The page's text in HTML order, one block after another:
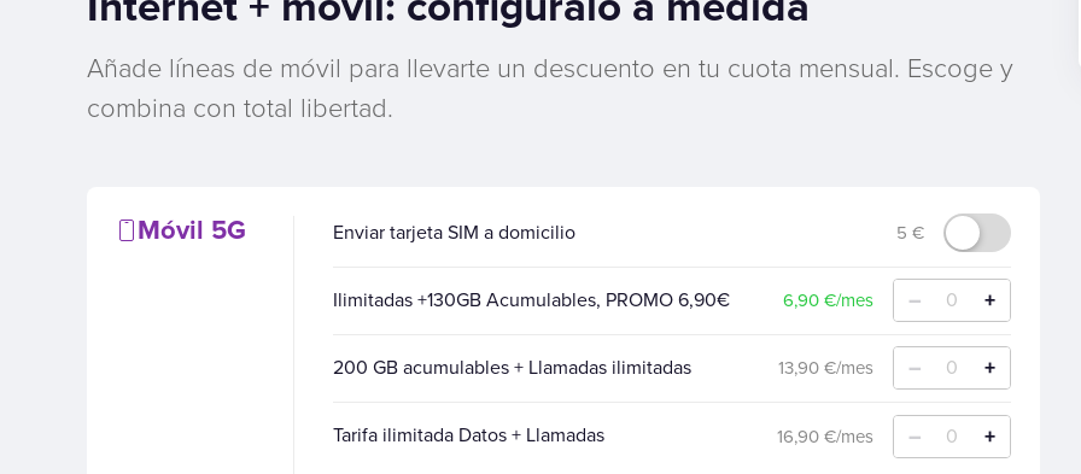
Añade líneas de móvil para llevarte un descuento en tu cuota mensual. Escoge y
combina con total libertad.
Móvil 5G Enviar tarjeta SIM a domicilio 5 €
Ilimitadas +130GB Acumulables, PROMO 6,90€ 6,90 €/mes – 0 +
200 GB acumulables + Llamadas ilimitadas 13,90 €/mes – 0 +
Tarifa ilimitada Datos + Llamadas 16,90 €/mes – 0 +